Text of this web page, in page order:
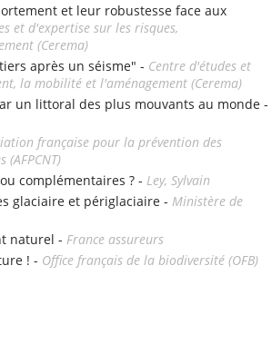
et leur robustesse face aux
et d'expertise sur les risques,
(Cerema)
après un séisme" - Centre d'études et
la mobilité et l'aménagement (Cerema)
un littoral des plus mouvants au monde -
française pour la prévention des
complémentaires ? - Ley, Sylvain
glaciaire et périglaciaire - Ministère de
naturel - France assureurs
! - Office français de la biodiversité (OFB)